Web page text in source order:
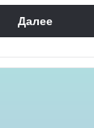
Создание
Далее